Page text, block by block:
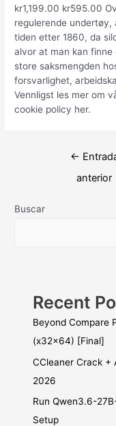
kr1,199.00 kr595.00
regulerende
tiden etter 1860, da
alvor at man kan
store saksmengden
forsvarlighet,
Vennligst les mer om
cookie policy her.
Navegación
←
anterior
Buscar
Recent
Beyond Compare
(x32x64) [Final]
CCleaner Crack
2026
Run Qwen3.6-
Setup